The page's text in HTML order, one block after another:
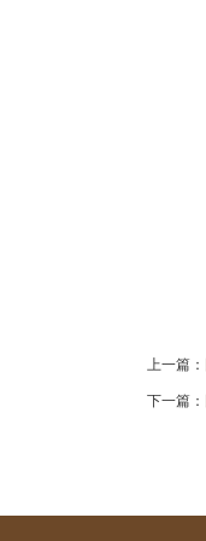
上一篇：
下一篇：